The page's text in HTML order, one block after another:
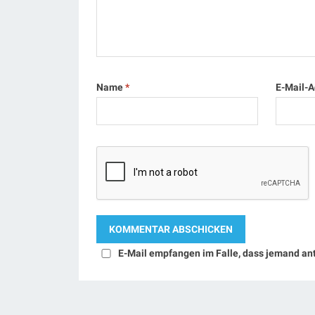
Name* E-Mail-
E-Mail empfangen im Falle, dass jemand